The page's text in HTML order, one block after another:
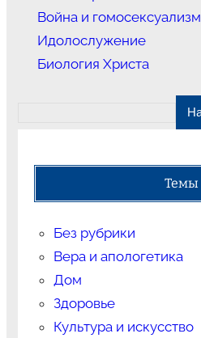
Война и гомосексуализм
Идолослужение
Биология Христа
Темы
Без рубрики
Вера и апологетика
Дом
Здоровье
Культура и искусство